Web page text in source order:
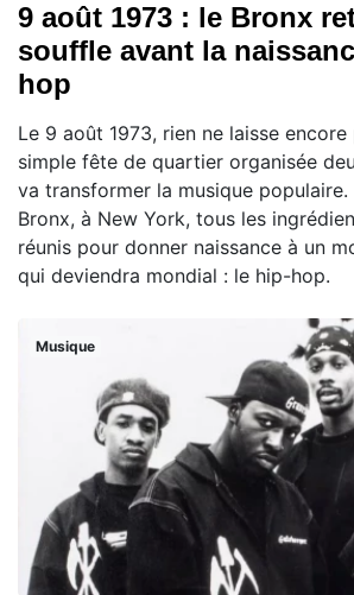
9 août 1973 : le Bronx
souffle avant la
hop
Le 9 août 1973, rien ne laisse
simple fête de quartier organisée
va transformer la musique
Bronx, à New York, tous les
réunis pour donner naissance à un
qui deviendra mondial : le hip-hop.
Musique